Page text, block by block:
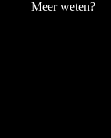
Meer weten?